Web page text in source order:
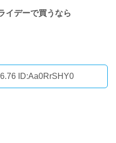
イデーで買うなら
ID:Aa0RrSHY0